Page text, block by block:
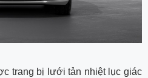
trang bị lưới tản nhiệt lục giác